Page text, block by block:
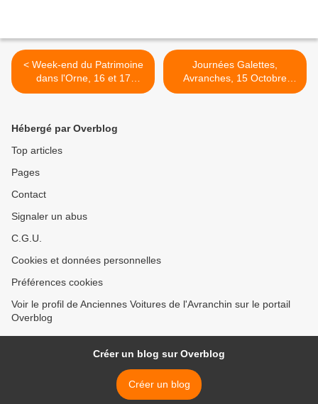
< Week-end du Patrimoine
dans l'Orne, 16 et 17
Septembre 2017
Journées Galettes,
Avranches, 15 Octobre
2017 >
Hébergé par Overblog
Top articles
Pages
Contact
Signaler un abus
C.G.U.
Cookies et données personnelles
Préférences cookies
Voir le profil de Anciennes Voitures de l'Avranchin sur le portail
Overblog
Créer un blog sur Overblog
Créer un blog